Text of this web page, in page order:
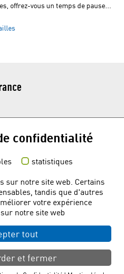
offrez-vous un temps de pause...
confidentialité
statistiques
sur notre site web. Certains
tandis que d'autres
votre expérience
notre site web
tout
et fermer